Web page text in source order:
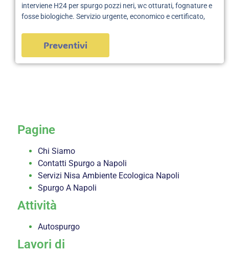
interviene H24 per spurgo pozzi neri, wc otturati, fognature e
fosse biologiche. Servizio urgente, economico e certificato,
Preventivi
Pagine
Chi Siamo
Contatti Spurgo a Napoli
Servizi Nisa Ambiente Ecologica Napoli
Spurgo A Napoli
Attività
Autospurgo
Lavori di